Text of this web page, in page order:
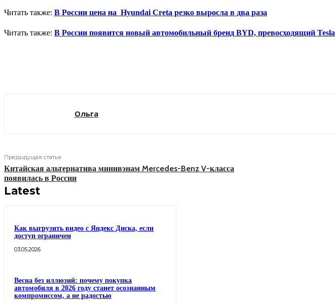
Читать также: В России цена на Hyundai Creta резко выросла в два раза
Читать также: В России появится новый автомобильный бренд BYD, превосходящий Tesla
Ольга
Предыдущая статья
Китайская альтернатива минивэнам Mercedes-Benz V-класса
появилась в России
Latest
Как выгрузить видео с Яндекс Диска, если
доступ ограничен
03.05.2026
Весна без иллюзий: почему покупка
автомобиля в 2026 году станет осознанным
компромиссом, а не радостью